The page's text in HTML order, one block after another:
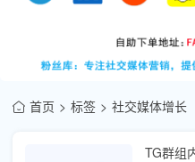
首页 标签 社交媒体增长
TG群组